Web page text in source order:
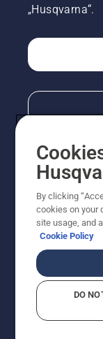
„Husqvarna“.
© „Husqvarna
Nurodoma
įskaitant
"Husqvarna
By clicking
cookies on your
site usage, and
Cookie Policy
DO